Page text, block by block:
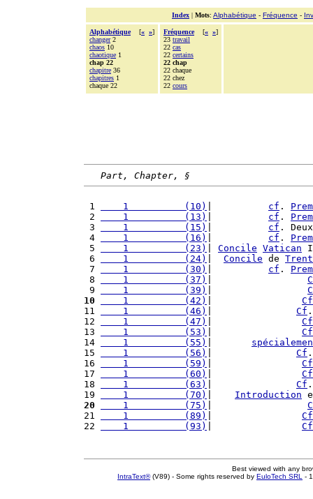
Index | Mots: Alphabétique - Fréquence -
Alphabétique [« »]
changer2
chaos 10
chaotique 1
chap 22
chapitre 36
chapitres 1
chaque 22
Fréquence [« »]
23 travail
22 cas
22 certains
22 chap
22 chaque
22 chez
22 cours
Part, Chapter, §
1
    1          (10)
cf .
2
    1          (13)
cf .
3
    1          (15)
cf .
4
    1          (16)
cf .
5
    1          (23)
Concile Vatican
6
    1          (24)
Concile de
7
    1          (30)
cf .
8
    1          (37)
9
    1          (39)
10
    1          (42)
Cf
11
    1          (46)
Cf
12
    1          (47)
Cf
13
    1          (53)
Cf
14
    1          (55)
15
    1          (56)
Cf
16
    1          (59)
Cf
17
    1          (60)
Cf
18
    1          (63)
Cf
19
    1          (70)
Introduction
20
    1          (75)
21
    1          (89)
Cf
22
    1          (93)
Cf
Best viewed with any
IntraText®(V89) - Some rights reserved by EuloTech SRL -